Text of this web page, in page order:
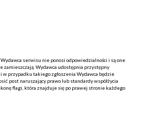
serwisu nie ponosi odpowiedzialności i są one
zamieszczają. Wydawca udostępnia przystępny
w przypadku takiego zgłoszenia Wydawca będzie
post naruszający prawo lub standardy współżycia
flagi, która znajduje się po prawej stronie każdego